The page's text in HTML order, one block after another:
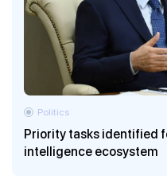
Priority tasks identified
intelligence ecosystem
Politics